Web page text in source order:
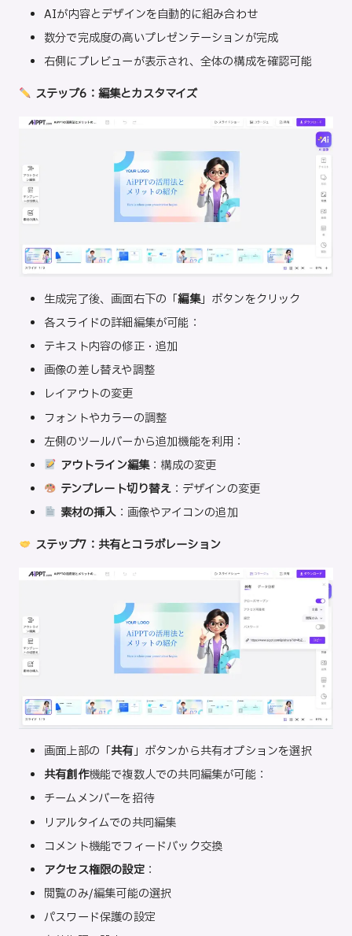
AIが内容とデザインを自動的に組み合わせ
数分で完成度の高いプレゼンテーションが完成
右側にプレビューが表示され、全体の構成を確認可能
ステップ6：編集とカスタマイズ
生成完了後、画面右下の「編集」ボタンをクリック
各スライドの詳細編集が可能：
テキスト内容の修正・追加
画像の差し替えや調整
レイアウトの変更
フォントやカラーの調整
左側のツールバーから追加機能を利用：
アウトライン編集：構成の変更
テンプレート切り替え：デザインの変更
素材の挿入：画像やアイコンの追加
ステップ7：共有とコラボレーション
画面上部の「共有」ボタンから共有オプションを選択
共有創作機能で複数人での共同編集が可能：
チームメンバーを招待
リアルタイムでの共同編集
コメント機能でフィードバック交換
アクセス権限の設定：
閲覧のみ/編集可能の選択
パスワード保護の設定